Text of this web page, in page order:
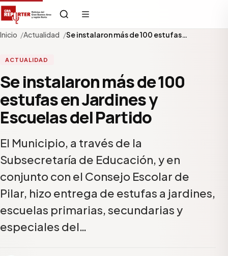
Inicio Actualidad Se instalaron más de 100 estufas…
ACTUALIDAD
Se instalaron más de 100
estufas en Jardines y
Escuelas del Partido
El Municipio, a través de la
Subsecretaría de Educación, y en
conjunto con el Consejo Escolar de
Pilar, hizo entrega de estufas a jardines,
escuelas primarias, secundarias y
especiales del…